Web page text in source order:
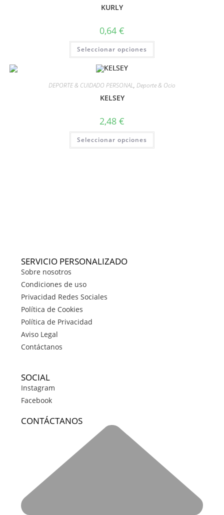
KURLY
0,64 €
Seleccionar opciones
DEPORTE & CUIDADO PERSONAL, Deporte & Ocio
KELSEY
2,48 €
Seleccionar opciones
SERVICIO PERSONALIZADO
Sobre nosotros
Condiciones de uso
Privacidad Redes Sociales
Política de Cookies
Política de Privacidad
Aviso Legal
Contáctanos
SOCIAL
Instagram
Facebook
CONTÁCTANOS